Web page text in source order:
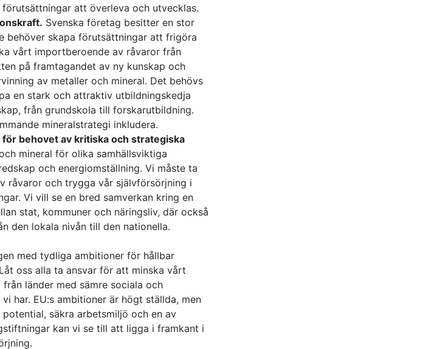
att överleva och utvecklas.
Svenska företag besitter en stor
behöver skapa förutsättningar att frigöra
vårt import­beroende av råvaror från
på framtagandet av ny kunskap och
av metaller och mineral. Det behövs
en stark och attraktiv utbildnings­kedja
från grundskola till forskar­utbildning.
mineral­strategi inkludera.
behovet av kritiska och strategiska
mineral för olika samhälls­viktiga
och energi­omställning. Vi måste ta
råvaror och trygga vår själv­försörjning i
Vi vill se en bred samverkan kring en
stat, kommuner och näringsliv, där också
den lokala nivån till den nationella.
med tydliga ambitioner för hållbar
oss alla ta ansvar för att minska vårt
länder med sämre sociala och
har. EU:s ambitioner är högt ställda, men
säkra arbetsmiljö och en av
kan vi se till att ligga i framkant i